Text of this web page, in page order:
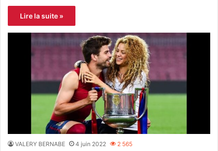
Lire la suite »
VALERY BERNABE 4 juin 2022 2 565